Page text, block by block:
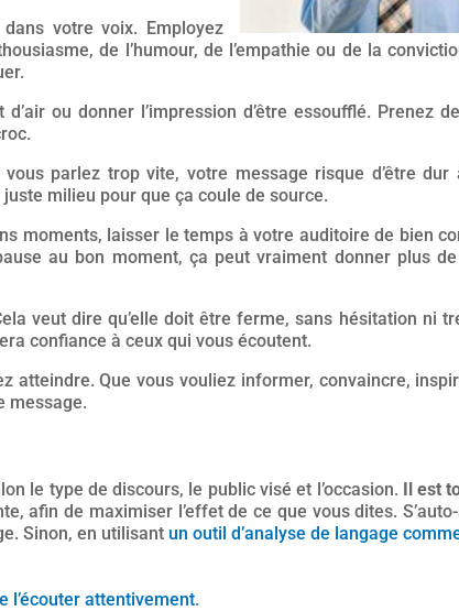
votre voix. Employez
de l’humour, de l’empathie ou de la
ou donner l’impression d’être essoufflé. Prenez
parlez trop vite, votre message risque d’être dur
milieu pour que ça coule de source.
moments, laisser le temps à votre auditoire de bien
au bon moment, ça peut vraiment donner plus
veut dire qu’elle doit être ferme, sans hésitation ni
confiance à ceux qui vous écoutent.
atteindre. Que vous vouliez informer, convaincre,
message.
le type de discours, le public visé et l’occasion. Il est
afin de maximiser l’effet de ce que vous dites. S’auto-
Sinon, en utilisant un outil d’analyse de langage
l’écouter attentivement.